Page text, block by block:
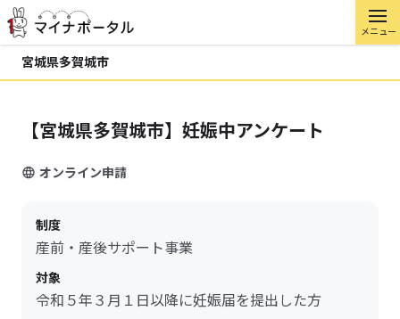
メニュー
宮城県多賀城市
【宮城県多賀城市】妊娠中アンケート
オンライン申請
制度
産前・産後サポート事業
対象
令和５年３月１日以降に妊娠届を提出した方